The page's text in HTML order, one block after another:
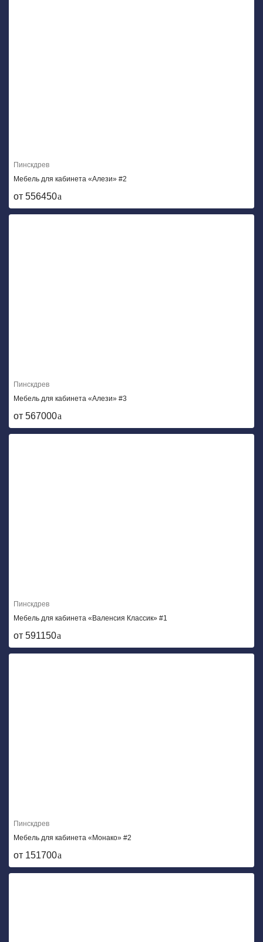
Пинскдрев
Мебель для кабинета «Алези» #2
от 556450
Пинскдрев
Мебель для кабинета «Алези» #3
от 567000
Пинскдрев
Мебель для кабинета «Валенсия Классик» #1
от 591150
Пинскдрев
Мебель для кабинета «Монако» #2
от 151700